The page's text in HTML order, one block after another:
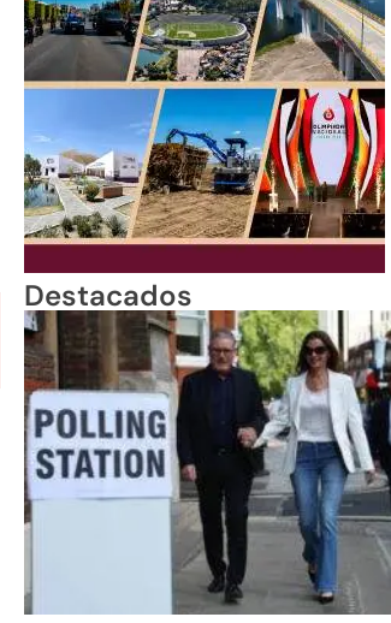
Destacados